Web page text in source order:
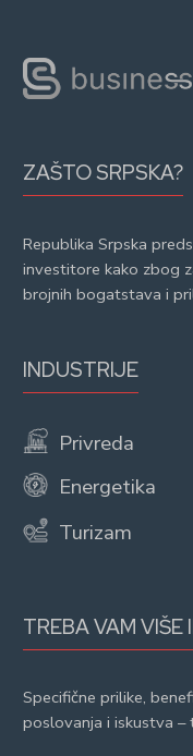
ZAŠTO SRPSKA?
Republika Srpska
investitore kako zbog
brojnih bogatstava i
INDUSTRIJE
Privreda
Energetika
Turizam
TREBA VAM VIŠE
Specifične prilike,
poslovanja i iskustva –